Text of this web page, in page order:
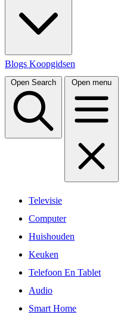
Blogs Koopgidsen
Open Search Open menu
Televisie
Computer
Huishouden
Keuken
Telefoon En Tablet
Audio
Smart Home